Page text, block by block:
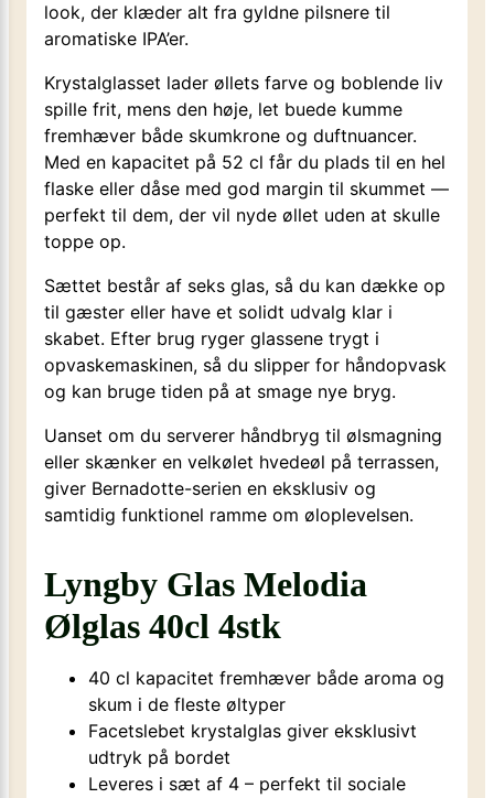
look, der klæder alt fra gyldne pilsnere til
aromatiske IPA’er.
Krystalglasset lader øllets farve og boblende liv
spille frit, mens den høje, let buede kumme
fremhæver både skumkrone og duftnuancer.
Med en kapacitet på 52 cl får du plads til en hel
flaske eller dåse med god margin til skummet —
perfekt til dem, der vil nyde øllet uden at skulle
toppe op.
Sættet består af seks glas, så du kan dække op
til gæster eller have et solidt udvalg klar i
skabet. Efter brug ryger glassene trygt i
opvaskemaskinen, så du slipper for håndopvask
og kan bruge tiden på at smage nye bryg.
Uanset om du serverer håndbryg til ølsmagning
eller skænker en velkølet hvedeøl på terrassen,
giver Bernadotte-serien en eksklusiv og
samtidig funktionel ramme om øloplevelsen.
Lyngby Glas Melodia
Ølglas 40cl 4stk
40 cl kapacitet fremhæver både aroma og
skum i de fleste øltyper
Facetslebet krystalglas giver eksklusivt
udtryk på bordet
Leveres i sæt af 4 – perfekt til sociale